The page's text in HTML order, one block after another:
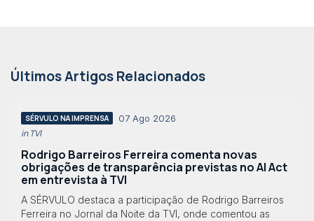
Últimos Artigos Relacionados
SÉRVULO NA IMPRENSA 07 Ago 2026
in TVI
Rodrigo Barreiros Ferreira comenta novas
obrigações de transparência previstas no AI Act
em entrevista à TVI
A SÉRVULO destaca a participação de Rodrigo Barreiros
Ferreira no Jornal da Noite da TVI, onde comentou as